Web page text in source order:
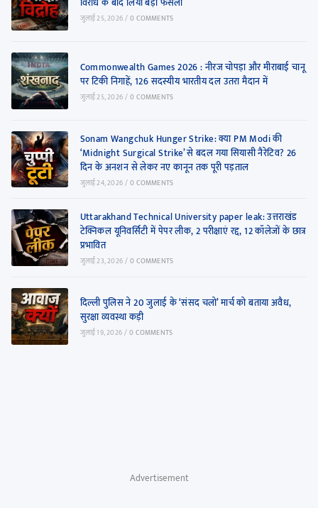
जुलाई 25, 2026/0 COMMENTS
Commonwealth Games 2026 : नीरज चोपड़ा और मीराबाई चानू
पर टिकी निगाहें, 126 सदस्यीय भारतीय दल उतरा मैदान में
जुलाई 25, 2026/0 COMMENTS
Sonam Wangchuk Hunger Strike: क्या PM Modi की
‘Midnight Surgical Strike’ से बदल गया सियासी नैरेटिव? 26
दिन के अनशन से लेकर नए कानून तक पूरी पड़ताल
जुलाई 24, 2026/0 COMMENTS
Uttarakhand Technical University paper leak: उत्तराखंड
टेक्निकल यूनिवर्सिटी में पेपर लीक, 2 परीक्षाएं रद्द, 12 कॉलेजों के छात्र
प्रभावित
जुलाई 23, 2026/0 COMMENTS
दिल्ली पुलिस ने 20 जुलाई के ‘संसद चलो’ मार्च को बताया अवैध,
सुरक्षा व्यवस्था कड़ी
जुलाई 19, 2026/0 COMMENTS
Advertisement